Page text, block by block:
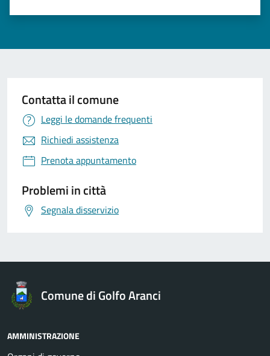
Contatta il comune
Leggi le domande frequenti
Richiedi assistenza
Prenota appuntamento
Problemi in città
Segnala disservizio
Comune di Golfo Aranci
AMMINISTRAZIONE